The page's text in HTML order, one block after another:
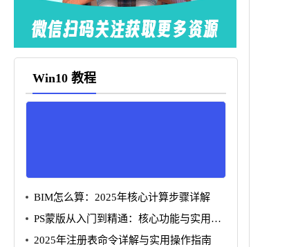
Win10 教程
BIM怎么算：2025年核心计算步骤详解
PS蒙版从入门到精通：核心功能与实用技
2025年注册表命令详解与实用操作指南